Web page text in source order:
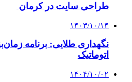
طراحی سایت در کرمان
۱۴۰۳/۱۰/۱۴
نگهداری طلایی: برنامه
اتوماتیک
۱۴۰۴/۱۰/۰۲